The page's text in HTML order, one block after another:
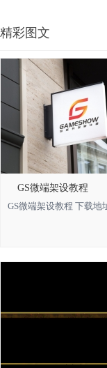
精彩图文
GS微端架设教程